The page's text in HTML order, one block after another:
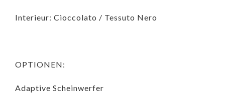
Interieur: Cioccolato / Tessuto Nero
OPTIONEN:
Adaptive Scheinwerfer